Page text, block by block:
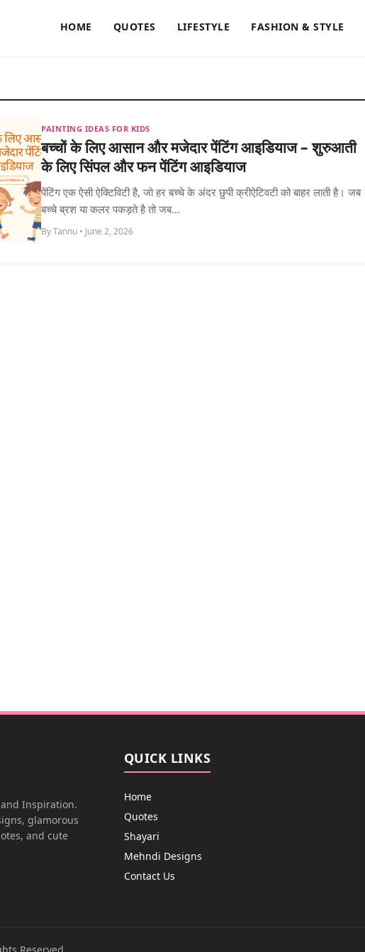
HOME QUOTES LIFESTYLE FASHION & STYLE
PAINTING IDEAS FOR KIDS
बच्चों के लिए आसान और मजेदार पेंटिंग आइडियाज – शुरुआती
के लिए सिंपल और फन पेंटिंग आइडियाज
पेंटिंग एक ऐसी ऐक्टिविटी है, जो हर बच्चे के अंदर छुपी क्रीऐटिवटी को बाहर लाती है। जब
बच्चे ब्रश या कलर पकड़ते है तो जब...
By Tannu • June 2, 2026
and Inspiration.
glamorous
and cute
QUICK LINKS
Home
Quotes
Shayari
Mehndi Designs
Contact Us